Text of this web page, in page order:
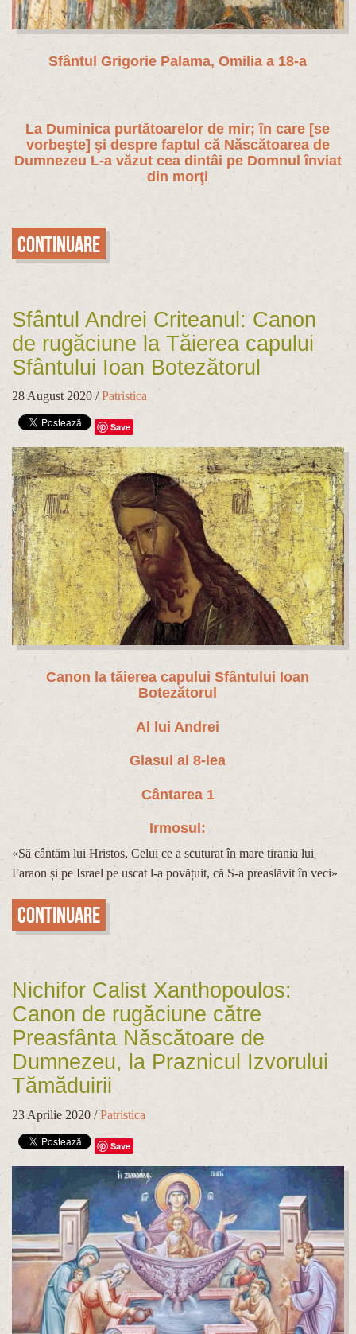
Sfântul Grigorie Palama, Omilia a 18-a
La Duminica purtătoarelor de mir; în care [se
vorbeşte] şi despre faptul că Născătoarea de
Dumnezeu L-a văzut cea dintâi pe Domnul înviat
din morţi
Continuare
Sfântul Andrei Criteanul: Canon
de rugăciune la Tăierea capului
Sfântului Ioan Botezătorul
28 August 2020 /Patristica
Save
Canon la tăierea capului Sfântului Ioan
Botezătorul
Al lui Andrei
Glasul al 8-lea
Cântarea 1
Irmosul:
«Să cântăm lui Hristos, Celui ce a scuturat în mare tirania lui
Faraon și pe Israel pe uscat l-a povățuit, că S-a preaslăvit în veci»
Continuare
Nichifor Calist Xanthopoulos:
Canon de rugăciune către
Preasfânta Născătoare de
Dumnezeu, la Praznicul Izvorului
Tămăduirii
23 Aprilie 2020 /Patristica
Save